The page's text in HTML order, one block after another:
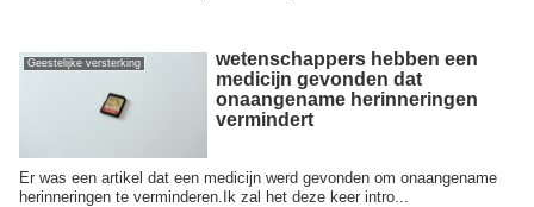
Geestelijke versterking
wetenschappers hebben een
medicijn gevonden dat
onaangename herinneringen
vermindert
Er was een artikel dat een medicijn werd gevonden om onaangename
herinneringen te verminderen.Ik zal het deze keer intro...